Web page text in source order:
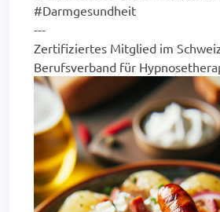
#Darmgesundheit
---
Zertifiziertes Mitglied im
Berufsverband für